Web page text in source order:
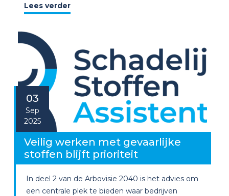
Lees verder
03
Sep
2025
Veilig werken met gevaarlijke
stoffen blijft prioriteit
In deel 2 van de Arbovisie 2040 is het advies om
een centrale plek te bieden waar bedrijven